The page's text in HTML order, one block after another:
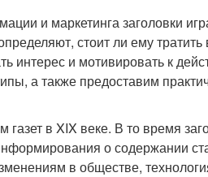
и маркетинга заголовки
стоит ли ему
интерес и мотивировать к
а также предоставим
в XIX веке. В то время
о содержании
в обществе,